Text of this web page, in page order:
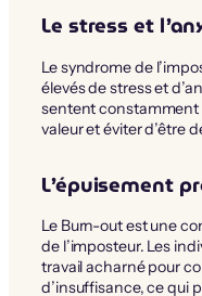
Le stress et
Le syndrome de
élevés de stress et
sentent constamment
valeur et éviter d’être
L’épuisement
Le Burn-out est une
de l’imposteur. Les
travail acharné pour
d’insuffisance, ce qui